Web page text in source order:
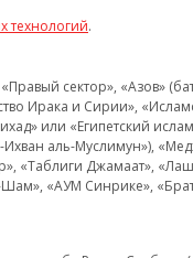
технологий.
сектор», «Азов»
Ирака и Сирии»,
или «Египетский
аль-Муслимун»),
«Таблиги Джамаат»,
«АУМ Синрике»,